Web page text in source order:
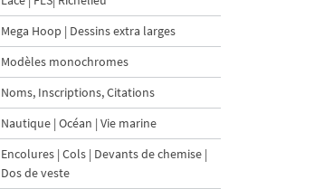
Mega Hoop | Dessins extra larges
Modèles monochromes
Noms, Inscriptions, Citations
Nautique | Océan | Vie marine
Encolures | Cols | Devants de chemise |
Dos de veste